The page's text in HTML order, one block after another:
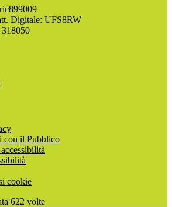
Digitale: UFS8RW
318050
con il Pubblico
cookie
622 volte